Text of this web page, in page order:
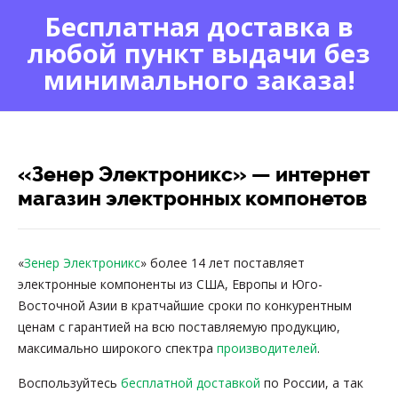
Бесплатная доставка в
любой пункт выдачи без
минимального заказа!
«Зенер Электроникс» — интернет
магазин электронных компонетов
«Зенер Электроникс» более 14 лет поставляет
электронные компоненты из США, Европы и Юго-
Восточной Азии в кратчайшие сроки по конкурентным
ценам с гарантией на всю поставляемую продукцию,
максимально широкого спектра производителей.
Воспользуйтесь бесплатной доставкой по России, а так